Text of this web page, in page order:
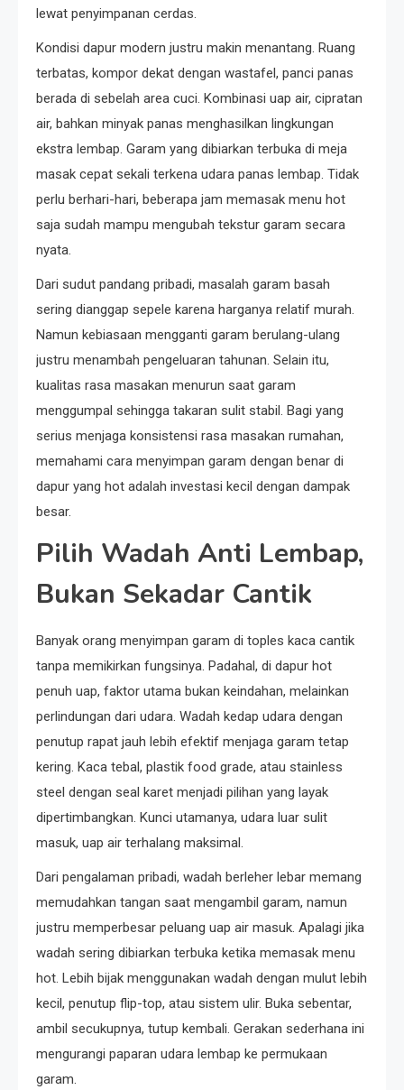
lewat penyimpanan cerdas.
Kondisi dapur modern justru makin menantang. Ruang
terbatas, kompor dekat dengan wastafel, panci panas
berada di sebelah area cuci. Kombinasi uap air, cipratan
air, bahkan minyak panas menghasilkan lingkungan
ekstra lembap. Garam yang dibiarkan terbuka di meja
masak cepat sekali terkena udara panas lembap. Tidak
perlu berhari-hari, beberapa jam memasak menu hot
saja sudah mampu mengubah tekstur garam secara
nyata.
Dari sudut pandang pribadi, masalah garam basah
sering dianggap sepele karena harganya relatif murah.
Namun kebiasaan mengganti garam berulang-ulang
justru menambah pengeluaran tahunan. Selain itu,
kualitas rasa masakan menurun saat garam
menggumpal sehingga takaran sulit stabil. Bagi yang
serius menjaga konsistensi rasa masakan rumahan,
memahami cara menyimpan garam dengan benar di
dapur yang hot adalah investasi kecil dengan dampak
besar.
Pilih Wadah Anti Lembap,
Bukan Sekadar Cantik
Banyak orang menyimpan garam di toples kaca cantik
tanpa memikirkan fungsinya. Padahal, di dapur hot
penuh uap, faktor utama bukan keindahan, melainkan
perlindungan dari udara. Wadah kedap udara dengan
penutup rapat jauh lebih efektif menjaga garam tetap
kering. Kaca tebal, plastik food grade, atau stainless
steel dengan seal karet menjadi pilihan yang layak
dipertimbangkan. Kunci utamanya, udara luar sulit
masuk, uap air terhalang maksimal.
Dari pengalaman pribadi, wadah berleher lebar memang
memudahkan tangan saat mengambil garam, namun
justru memperbesar peluang uap air masuk. Apalagi jika
wadah sering dibiarkan terbuka ketika memasak menu
hot. Lebih bijak menggunakan wadah dengan mulut lebih
kecil, penutup flip-top, atau sistem ulir. Buka sebentar,
ambil secukupnya, tutup kembali. Gerakan sederhana ini
mengurangi paparan udara lembap ke permukaan
garam.